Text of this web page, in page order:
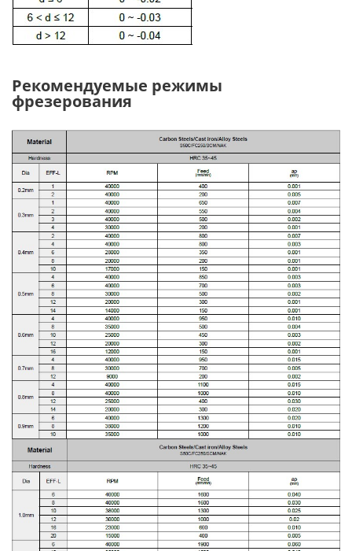
Рекомендуемые режимы
фрезерования